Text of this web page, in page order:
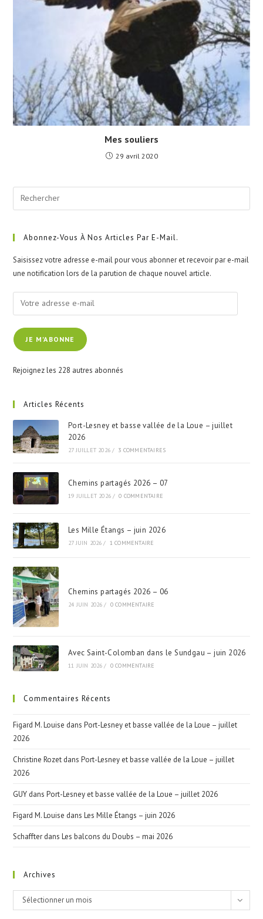
Mes souliers
29 avril 2020
Abonnez-Vous À Nos Articles Par E-Mail.
Saisissez votre adresse e-mail pour vous abonner et recevoir par e-mail
une notification lors de la parution de chaque nouvel article.
Votre
adresse
e-
mailJE M'ABONNE
Rejoignez les 228 autres abonnés
Articles Récents
Port-Lesney et basse vallée de la Loue – juillet
2026
27 JUILLET 2026 / 3 COMMENTAIRES
Chemins partagés 2026 – 07
19 JUILLET 2026 / 0 COMMENTAIRE
Les Mille Étangs – juin 2026
27 JUIN 2026 / 1 COMMENTAIRE
Chemins partagés 2026 – 06
24 JUIN 2026 / 0 COMMENTAIRE
Avec Saint-Colomban dans le Sundgau – juin 2026
11 JUIN 2026 / 0 COMMENTAIRE
Commentaires Récents
Figard M. Louise dansPort-Lesney et basse vallée de la Loue – juillet
2026
Christine Rozet dansPort-Lesney et basse vallée de la Loue – juillet
2026
GUY dansPort-Lesney et basse vallée de la Loue – juillet 2026
Figard M. Louise dansLes Mille Étangs – juin 2026
Schaffter dansLes balcons du Doubs – mai 2026
Archives
Archives
Sélectionner un mois